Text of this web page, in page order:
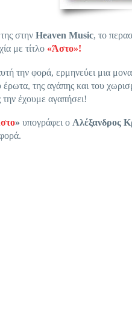
στην Heaven Music, το
με τίτλο «Άστο»!
την φορά, ερμηνεύει μια
έρωτα, της αγάπης και του
την έχουμε αγαπήσει!
» υπογράφει ο Αλέξανδρος